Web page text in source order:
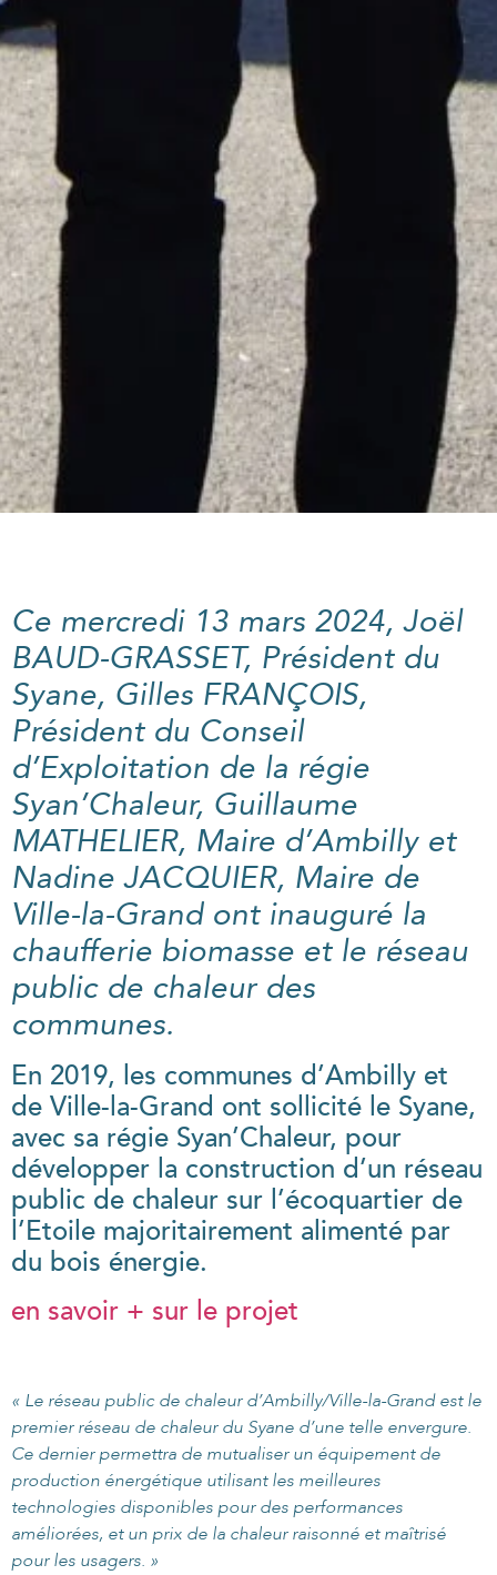
Ce mercredi 13 mars 2024, Joël
BAUD-GRASSET, Président du
Syane, Gilles FRANÇOIS,
Président du Conseil
d’Exploitation de la régie
Syan’Chaleur, Guillaume
MATHELIER, Maire d’Ambilly et
Nadine JACQUIER, Maire de
Ville-la-Grand ont inauguré la
chaufferie biomasse et le réseau
public de chaleur des
communes.
En 2019, les communes d’Ambilly et
de Ville-la-Grand ont sollicité le Syane,
avec sa régie Syan’Chaleur, pour
développer la construction d’un réseau
public de chaleur sur l’écoquartier de
l’Etoile majoritairement alimenté par
du bois énergie.
en savoir + sur le projet
« Le réseau public de chaleur d’Ambilly/Ville-la-Grand est le
premier réseau de chaleur du Syane d’une telle envergure.
Ce dernier permettra de mutualiser un équipement de
production énergétique utilisant les meilleures
technologies disponibles pour des performances
améliorées, et un prix de la chaleur raisonné et maîtrisé
pour les usagers. »